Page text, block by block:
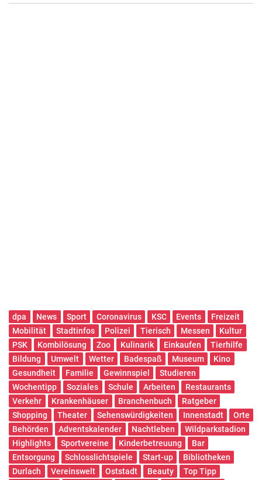
dpa News Sport Coronavirus KSC Events
Freizeit
Mobilität
Stadtinfos Polizei Tierisch Messen
Kultur
PSK
Kombilösung Zoo Kulinarik Einkaufen
Tierhilfe
Bildung
Umwelt Wetter Badespaß Museum
Kino
Gesundheit
Familie Gewinnspiel
Studieren
Wochentipp
Soziales Schule Arbeiten
Restaurants
Verkehr
Krankenhäuser Branchenbuch
Ratgeber
Shopping
Theater Sehenswürdigkeiten Innenstadt
Orte
Behörden
Adventskalender Nachtleben
Wildparkstadion
Highlights
Sportvereine Kinderbetreuung
Bar
Entsorgung
Schlosslichtspiele Start-up
Bibliotheken
Durlach
Vereinswelt Oststadt Beauty
Top Tipp